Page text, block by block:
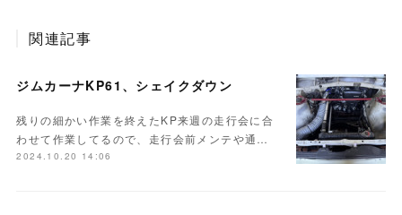
関連記事
ジムカーナKP61、シェイクダウン
残りの細かい作業を終えたKP来週の走行会に合
わせて作業してるので、走行会前メンテや通…
2024.10.20 14:06